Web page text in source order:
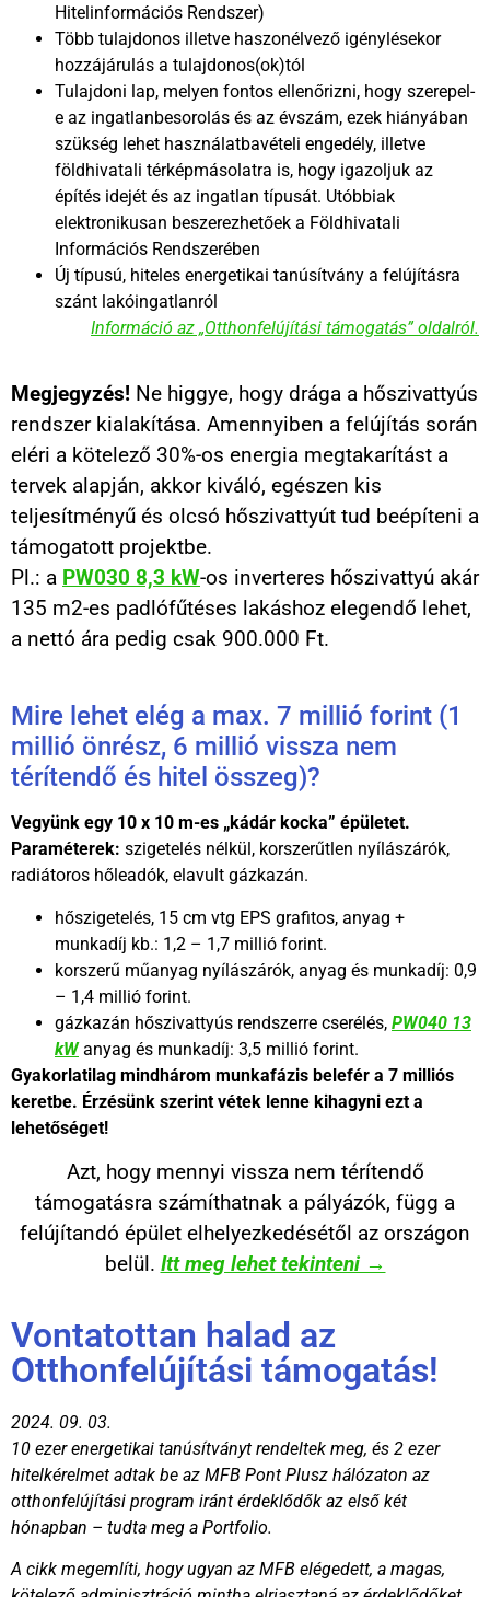
Hitelinformációs Rendszer)
Több tulajdonos illetve haszonélvező igénylésekor
hozzájárulás a tulajdonos(ok)tól
Tulajdoni lap, melyen fontos ellenőrizni, hogy szerepel-
e az ingatlanbesorolás és az évszám, ezek hiányában
szükség lehet használatbavételi engedély, illetve
földhivatali térképmásolatra is, hogy igazoljuk az
építés idejét és az ingatlan típusát. Utóbbiak
elektronikusan beszerezhetőek a Földhivatali
Információs Rendszerében
Új típusú, hiteles energetikai tanúsítvány a felújításra
szánt lakóingatlanról
Információ az „Otthonfelújítási támogatás” oldalról.
Megjegyzés! Ne higgye, hogy drága a hőszivattyús
rendszer kialakítása. Amennyiben a felújítás során
eléri a kötelező 30%-os energia megtakarítást a
tervek alapján, akkor kiváló, egészen kis
teljesítményű és olcsó hőszivattyút tud beépíteni a
támogatott projektbe.
Pl.: a PW030 8,3 kW-os inverteres hőszivattyú akár
135 m2-es padlófűtéses lakáshoz elegendő lehet,
a nettó ára pedig csak 900.000 Ft.
Mire lehet elég a max. 7 millió forint (1
millió önrész, 6 millió vissza nem
térítendő és hitel összeg)?
Vegyünk egy 10 x 10 m-es „kádár kocka” épületet.
Paraméterek: szigetelés nélkül, korszerűtlen nyílászárók,
radiátoros hőleadók, elavult gázkazán.
hőszigetelés, 15 cm vtg EPS grafitos, anyag +
munkadíj kb.: 1,2 – 1,7 millió forint.
korszerű műanyag nyílászárók, anyag és munkadíj: 0,9
– 1,4 millió forint.
gázkazán hőszivattyús rendszerre cserélés, PW040 13
kWanyag és munkadíj: 3,5 millió forint.
Gyakorlatilag mindhárom munkafázis belefér a 7 milliós
keretbe. Érzésünk szerint vétek lenne kihagyni ezt a
lehetőséget!
Azt, hogy mennyi vissza nem térítendő
támogatásra számíthatnak a pályázók, függ a
felújítandó épület elhelyezkedésétől az országon
belül. Itt meg lehet tekinteni →
Vontatottan halad az
Otthonfelújítási támogatás!
2024. 09. 03.
10 ezer energetikai tanúsítványt rendeltek meg, és 2 ezer
hitelkérelmet adtak be az MFB Pont Plusz hálózaton az
otthonfelújítási program iránt érdeklődők az első két
hónapban – tudta meg a Portfolio.
A cikk megemlíti, hogy ugyan az MFB elégedett, a magas,